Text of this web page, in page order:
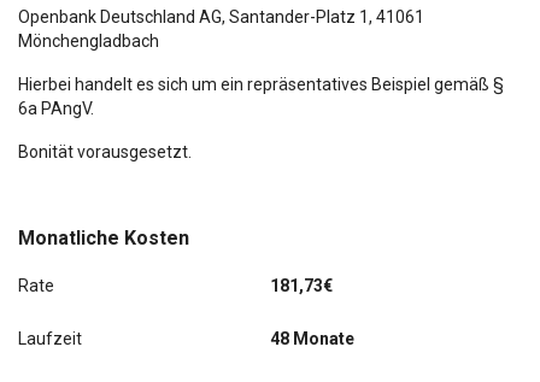
Scheinwerfer Full-LED mit LED-Signatur C
Schiebetür Lade-/Fahrgastraum rechts mit Verglasung
Spurverlassenswarnung
Monatliche Kosten
Rate 181,73€
Laufzeit 48 Monate
Openbank Deutschland AG, Santander-Platz 1, 41061
Mönchengladbach
Hierbei handelt es sich um ein repräsentatives Beispiel gemäß §
6a PAngV.
Bonität vorausgesetzt.